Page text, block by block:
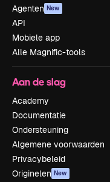
Agenten New
API
Mobiele app
Alle Magnific-tools
Aan de slag
Academy
Documentatie
Ondersteuning
Algemene voorwaarden
Privacybeleid
Originelen New